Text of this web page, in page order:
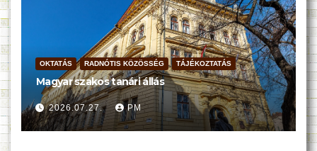
OKTATÁS RADNÓTIS KÖZÖSSÉG TÁJÉKOZTATÁS
Magyar szakos tanári állás
2026.07.27. PM